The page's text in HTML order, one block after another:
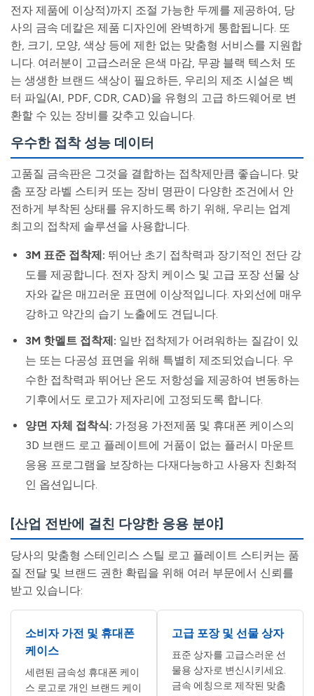
전자 제품에 이상적)까지 조절 가능한 두께를 제공하여, 당
사의 금속 데칼은 제품 디자인에 완벽하게 통합됩니다. 또
한, 크기, 모양, 색상 등에 제한 없는 맞춤형 서비스를 지원합
니다. 여러분이 고급스러운 은색 마감, 무광 블랙 텍스처 또
는 생생한 브랜드 색상이 필요하든, 우리의 제조 시설은 벡
터 파일(AI, PDF, CDR, CAD)을 유형의 고급 하드웨어로 변
환할 수 있는 장비를 갖추고 있습니다.
우수한 접착 성능 데이터
고품질 금속판은 그것을 결합하는 접착제만큼 좋습니다. 맞
춤 포장 라벨 스티커 또는 장비 명판이 다양한 조건에서 안
전하게 부착된 상태를 유지하도록 하기 위해, 우리는 업계
최고의 접착제 솔루션을 사용합니다.
3M 표준 접착제: 뛰어난 초기 접착력과 장기적인 전단 강
도를 제공합니다. 전자 장치 케이스 및 고급 포장 선물 상
자와 같은 매끄러운 표면에 이상적입니다. 자외선에 매우
강하고 약간의 습기 노출에도 견딥니다.
3M 핫멜트 접착제: 일반 접착제가 어려워하는 질감이 있
는 또는 다공성 표면을 위해 특별히 제조되었습니다. 우
수한 접착력과 뛰어난 온도 저항성을 제공하여 변동하는
기후에서도 로고가 제자리에 고정되도록 합니다.
양면 자체 접착식: 가정용 가전제품 및 휴대폰 케이스의
3D 브랜드 로고 플레이트에 거품이 없는 플러시 마운트
응용 프로그램을 보장하는 다재다능하고 사용자 친화적
인 옵션입니다.
[산업 전반에 걸친 다양한 응용 분야]
당사의 맞춤형 스테인리스 스틸 로고 플레이트 스티커는 품
질 전달 및 브랜드 권한 확립을 위해 여러 부문에서 신뢰를
받고 있습니다:
소비자 가전 및 휴대폰
케이스
세련된 금속성 휴대폰 케이
스 로고로 개인 브랜드 케이
고급 포장 및 선물 상자
표준 상자를 고급스러운 선
물용 상자로 변신시키세요.
금속 에칭으로 제작된 맞춤